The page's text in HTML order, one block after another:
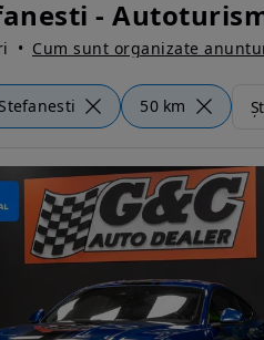
verificate
-
Cum sunt organizate
Stefanesti 50 km